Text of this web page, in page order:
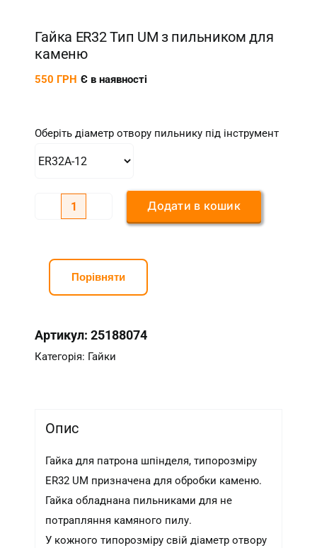
Гайка ER32 Тип UM з пильником для
каменю
550 ГРН Є в наявності
Оберіть діаметр отвору пильнику під інструмент
UM
з
для
каменю
Додати в кошик
Порівняти
Артикул:25188074
Категорія: Гайки
Опис
Гайка для патрона шпінделя, типорозміру
ER32 UM призначена для обробки каменю.
Гайка обладнана пильниками для не
потрапляння камяного пилу.
У кожного типорозміру свій діаметр отвору